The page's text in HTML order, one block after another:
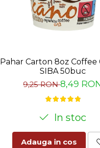
Pahar Carton 8oz Coffee
SIBA 50buc
9,25 RON8,49
In stoc
Adauga in cos